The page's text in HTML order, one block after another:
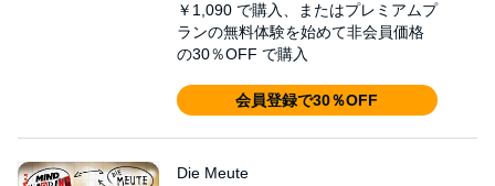
￥1,090 で購入、またはプレミアムプ
ランの無料体験を始めて非会員価格
の30％OFF で購入
会員登録で30％OFF
Die Meute